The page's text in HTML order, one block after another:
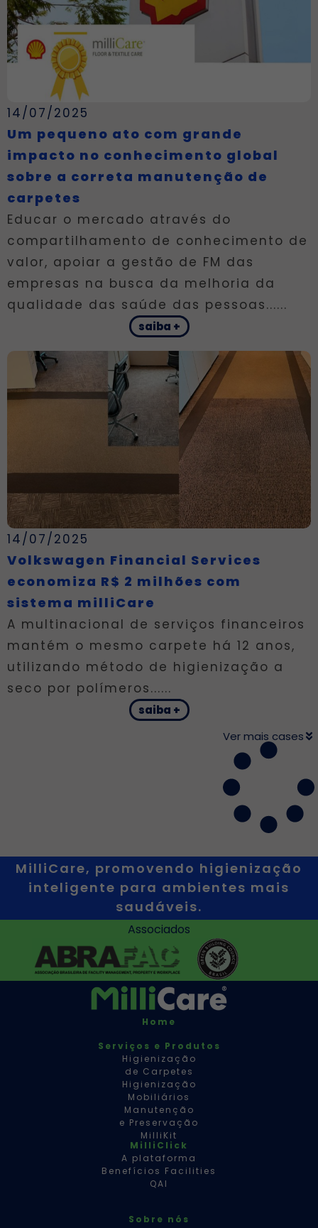
14/07/2025
Um pequeno ato com grande
impacto no conhecimento global
sobre a correta manutenção de
carpetes
Educar o mercado através do
compartilhamento de conhecimento de
valor, apoiar a gestão de FM das
empresas na busca da melhoria da
qualidade das saúde das pessoas......
saiba +
14/07/2025
Volkswagen Financial Services
economiza R$ 2 milhões com
sistema milliCare
A multinacional de serviços financeiros
mantém o mesmo carpete há 12 anos,
utilizando método de higienização a
seco por polímeros......
saiba +
Ver mais cases
MilliCare, promovendo higienização
inteligente para ambientes mais
saudáveis.
Associados
Home
Serviços e Produtos
Higienização
de Carpetes
Higienização
Mobiliários
Manutenção
e Preservação
MilliKit
MilliClick
A plataforma
Benefícios Facilities
QAI
Sobre nós